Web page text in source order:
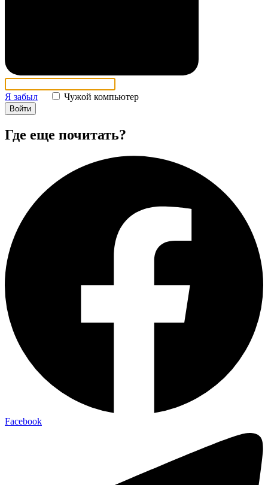
Я забыл Чужой компьютер
Войти
Где еще почитать?
Facebook